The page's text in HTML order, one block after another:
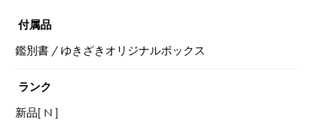
付属品
鑑別書 / ゆきざきオリジナルボックス
ランク
新品[ N ]